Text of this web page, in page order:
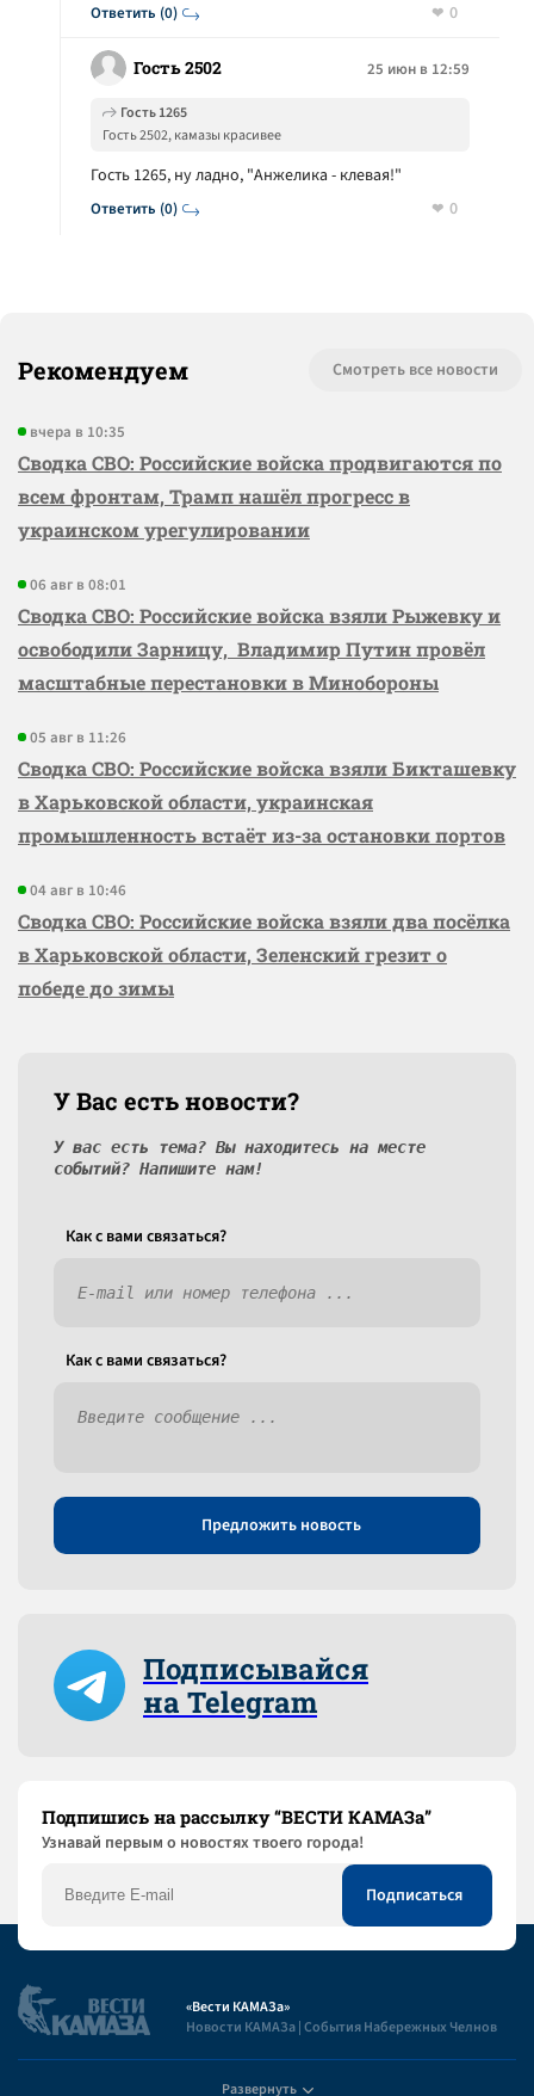
Ответить (0)
0
Гость 2502 25 июн в 12:59
Ответить (0)
Гость 1265
Гость 2502, камазы красивее
Гость 1265, ну ладно, "Анжелика - клевая!"
0
Рекомендуем Смотреть все новости
вчера в 10:35
Сводка СВО: Российские войска продвигаются по
всем фронтам, Трамп нашёл прогресс в
украинском урегулировании
06 авг в 08:01
Сводка СВО: Российские войска взяли Рыжевку и
освободили Зарницу, Владимир Путин провёл
масштабные перестановки в Минобороны
05 авг в 11:26
Сводка СВО: Российские войска взяли Бикташевку
в Харьковской области, украинская
промышленность встаёт из-за остановки портов
04 авг в 10:46
Сводка СВО: Российские войска взяли два посёлка
в Харьковской области, Зеленский грезит о
победе до зимы
У Вас есть новости?
У вас есть тема? Вы находитесь на месте
событий? Напишите нам!
Как c вами связаться?
Как c вами связаться?
Предложить новость
Подписывайся
на Telegram
Подпишись на рассылку “ВЕСТИ КАМАЗа”
Узнaвай первым о новостях твоего города!
«Вести КАМАЗа»
Новости КАМАЗа | События Набережных Челнов
Развернуть